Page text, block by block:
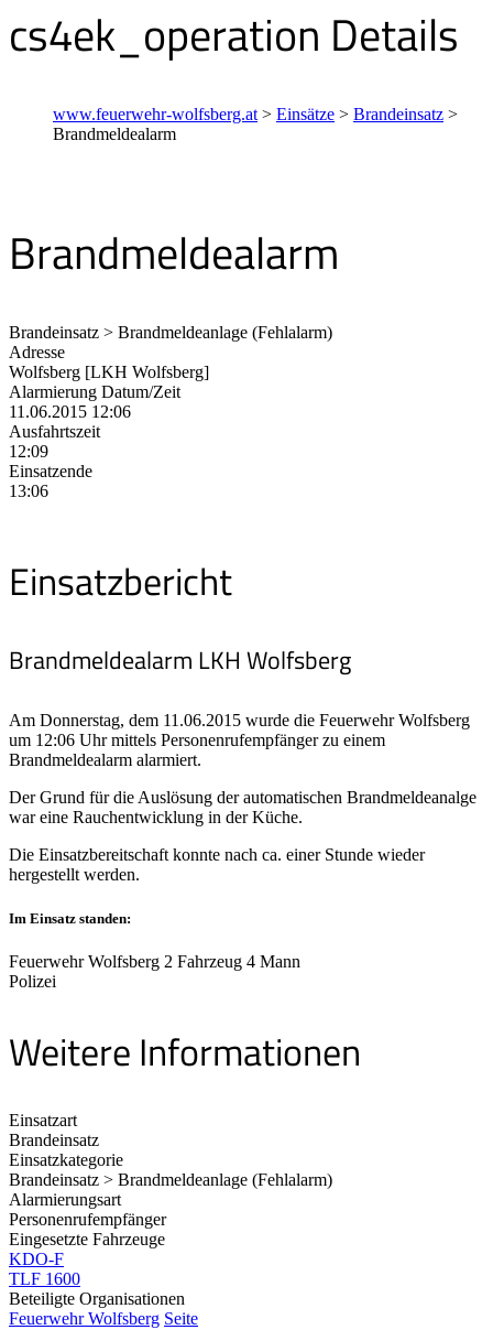
cs4ek_operation Details
www.feuerwehr-wolfsberg.at > Einsätze > Brandeinsatz >
Brandmeldealarm
Brandmeldealarm
Brandeinsatz > Brandmeldeanlage (Fehlalarm)
Adresse
Wolfsberg [LKH Wolfsberg]
Alarmierung Datum/Zeit
11.06.2015 12:06
Ausfahrtszeit
12:09
Einsatzende
13:06
Einsatzbericht
Brandmeldealarm LKH Wolfsberg
Am Donnerstag, dem 11.06.2015 wurde die Feuerwehr Wolfsberg
um 12:06 Uhr mittels Personenrufempfänger zu einem
Brandmeldealarm alarmiert.
Der Grund für die Auslösung der automatischen Brandmeldeanalge
war eine Rauchentwicklung in der Küche.
Die Einsatzbereitschaft konnte nach ca. einer Stunde wieder
hergestellt werden.
Im Einsatz standen:
Feuerwehr Wolfsberg 2 Fahrzeug 4 Mann
Polizei
Weitere Informationen
Einsatzart
Brandeinsatz
Einsatzkategorie
Brandeinsatz > Brandmeldeanlage (Fehlalarm)
Alarmierungsart
Personenrufempfänger
Eingesetzte Fahrzeuge
KDO-F
TLF 1600
Beteiligte Organisationen
Feuerwehr Wolfsberg Seite